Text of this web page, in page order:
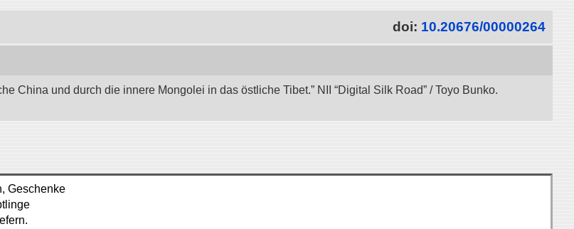
doi: 10.20676/00000264
China und durch die innere Mongolei in das östliche Tibet.” NII “Digital Silk Road” / Toyo Bunko.
Geschenke